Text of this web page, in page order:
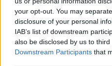
your opt-out. You may
disclosure of your personal
IAB’s list of downstream
also be disclosed by us to
Downstream Participants that
ΙΚΥ:
στη μνήμη του
Κεραμέως